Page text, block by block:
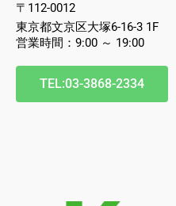
〒112-0012
東京都文京区大塚6-16-3 1F
営業時間：9:00 ～ 19:00
TEL:03-3868-2334